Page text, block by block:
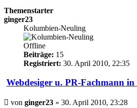
Themenstarter
ginger23
Kolumbien-Neuling
Offline
Beiträge: 15
Registriert: 30. April 2010, 22:35
Webdesiger u. PR-Fachmann
Beitrag
von ginger23 » 30. April 2010, 23:28